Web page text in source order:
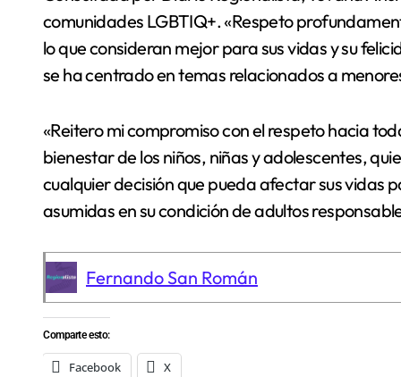
comunidades LGBTIQ+. «Respeto
lo que consideran mejor para sus vidas y su
se ha centrado en temas relacionados a
«Reitero mi compromiso con el respeto hacia
bienestar de los niños, niñas y adolescentes,
cualquier decisión que pueda afectar sus vidas
asumidas en su condición de adultos
Fernando San Román
Comparte esto:
Facebook X